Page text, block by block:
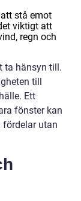
stå emot
viktigt att
regn och
ta hänsyn till.
till
Ett
fönster kan
fördelar utan